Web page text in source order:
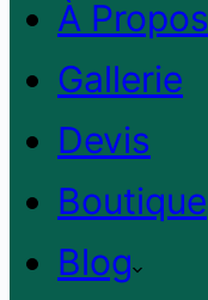
À Propos
Gallerie
Devis
Boutique
Blog